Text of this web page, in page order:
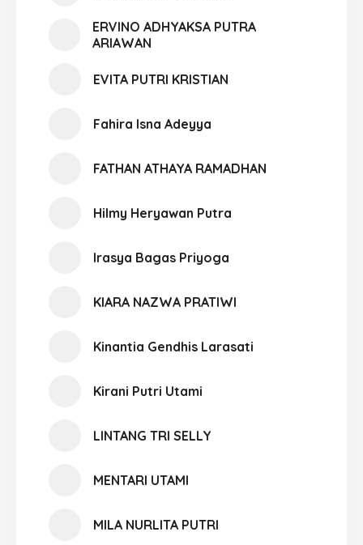
ERVINO ADHYAKSA PUTRA
ARIAWAN
EVITA PUTRI KRISTIAN
Fahira Isna Adeyya
FATHAN ATHAYA RAMADHAN
Hilmy Heryawan Putra
Irasya Bagas Priyoga
KIARA NAZWA PRATIWI
Kinantia Gendhis Larasati
Kirani Putri Utami
LINTANG TRI SELLY
MENTARI UTAMI
MILA NURLITA PUTRI